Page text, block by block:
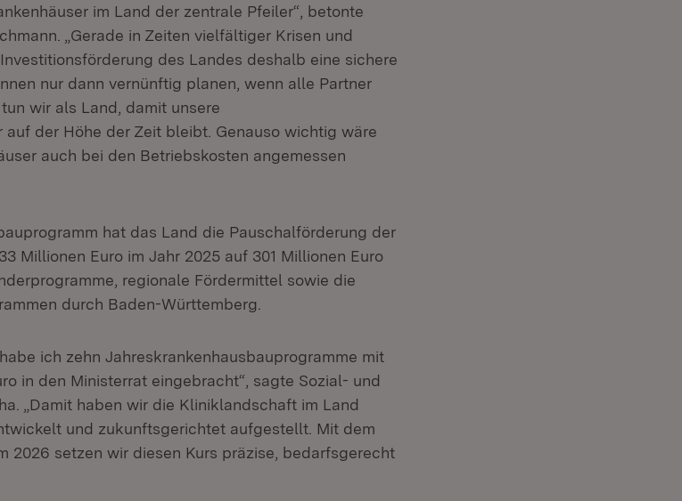
im Land der zentrale Pfeiler“, betonte
„Gerade in Zeiten vielfältiger Krisen und
des Landes deshalb eine sichere
nur dann vernünftig planen, wenn alle Partner
wir als Land, damit unsere
der Höhe der Zeit bleibt. Genauso wichtig wäre
auch bei den Betriebskosten angemessen
hat das Land die Pauschalförderung der
Millionen Euro im Jahr 2025 auf 301 Millionen Euro
regionale Fördermittel sowie die
durch Baden-Württemberg.
ich zehn Jahreskrankenhausbauprogramme mit
in den Ministerrat eingebracht“, sagte Sozial- und
„Damit haben wir die Kliniklandschaft im Land
und zukunftsgerichtet aufgestellt. Mit dem
2026 setzen wir diesen Kurs präzise, bedarfsgerecht